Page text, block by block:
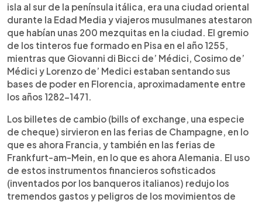
isla al sur de la península itálica, era una ciudad oriental
durante la Edad Media y viajeros musulmanes atestaron
que habían unas 200 mezquitas en la ciudad. El gremio
de los tinteros fue formado en Pisa en el año 1255,
mientras que Giovanni di Bicci de’ Médici, Cosimo de’
Médici y Lorenzo de’ Medici estaban sentando sus
bases de poder en Florencia, aproximadamente entre
los años 1282-1471.
Los billetes de cambio (bills of exchange, una especie
de cheque) sirvieron en las ferias de Champagne, en lo
que es ahora Francia, y también en las ferias de
Frankfurt-am-Mein, en lo que es ahora Alemania. El uso
de estos instrumentos financieros sofisticados
(inventados por los banqueros italianos) redujo los
tremendos gastos y peligros de los movimientos de